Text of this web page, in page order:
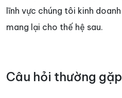
lĩnh vực chúng tôi kinh
mang lại cho thế hệ sau.
Câu hỏi thường